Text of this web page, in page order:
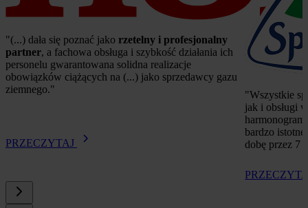
"(...) dała się poznać jako rzetelny i profesjonalny
partner, a fachowa obsługa i szybkość działania ich
personelu gwarantowana solidna realizacje
obowiązków ciążących na (...) jako sprzedawcy gazu
ziemnego."
PRZECZYTAJ
"Wszystkie
jak i obsługi
bardzo
dobę przez 7